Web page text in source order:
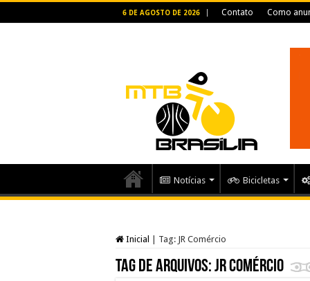
6 DE AGOSTO DE 2026 Contato Como
Notícias Bicicletas
Inicial Tag: JR Comércio
Tag de arquivos:JR Comércio